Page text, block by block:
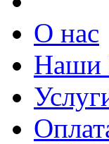
О нас
Наши